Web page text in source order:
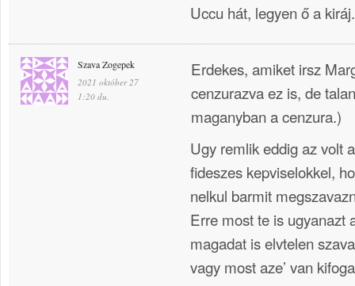
Uccu hát, legyen ő a kiráj.
Szava Zogepek
2021 október 27
1:20 du.
Erdekes, amiket irsz
cenzurazva ez is, de
maganyban a cenzura.)
Ugy remlik eddig az volt
fideszes kepviselokkel,
nelkul barmit
Erre most te is ugyanazt
magadat is elvtelen
vagy most aze’ van